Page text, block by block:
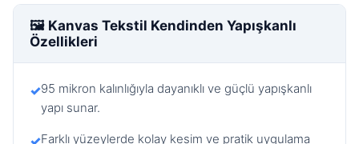
🖼️ Kanvas Tekstil Kendinden Yapışkanlı
Özellikleri
✓95 mikron kalınlığıyla dayanıklı ve güçlü yapışkanlı
yapı sunar.
✓Farklı yüzeylerde kolay kesim ve pratik uygulama